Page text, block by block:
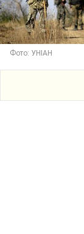
Фото: УНІАН